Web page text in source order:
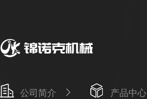
公司简介 产品中心